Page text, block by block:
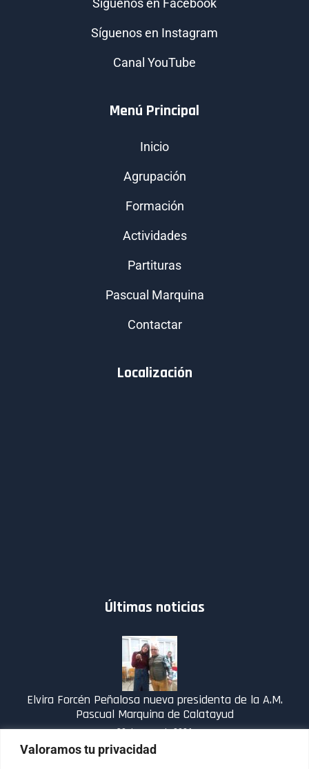
Valoramos tu privacidad
Síguenos en Facebook
Síguenos en Instagram
Canal YouTube
Menú Principal
Inicio
Agrupación
Formación
Actividades
Partituras
Pascual Marquina
Contactar
Localización
Últimas noticias
Elvira Forcén Peñalosa nueva presidenta de la A.M.
Pascual Marquina de Calatayud
30 de enero de 2026